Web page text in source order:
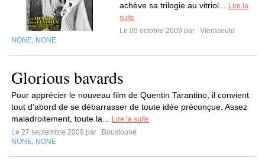
achève sa trilogie au vitriol...
Lire la
suite
Le 09 octobre 2009 par
Vierasouto
NONE NONE
Glorious bavards
Pour apprécier le nouveau film de Quentin Tarantino, il convient
tout d’abord de se débarrasser de toute idée préconçue. Assez
maladroitement, toute la...
Lire la suite
Le 27 septembre 2009 par
Boustoune
NONE NONE